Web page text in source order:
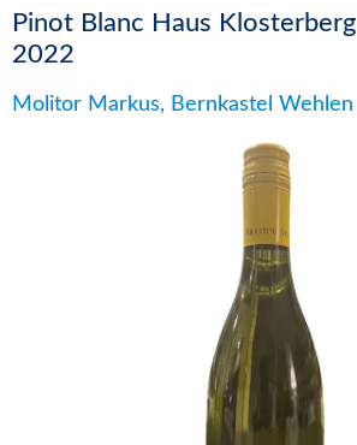
Pinot Blanc Haus Klosterberg
2022
Molitor Markus, Bernkastel Wehlen